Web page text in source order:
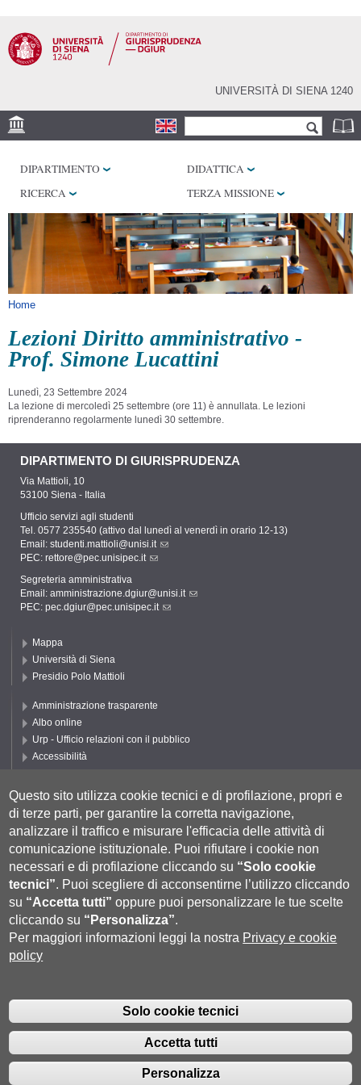
contenuto
principale
UNIVERSITÀ DI SIENA 1240
Form di ricerca
BIBLIOTECHE
SERVIZI
DIPARTIMENTO
DIDATTICA
RICERCA
TERZA MISSIONE
Tu sei qui
Home
Lezioni Diritto amministrativo -
Prof. Simone Lucattini
Lunedì, 23 Settembre 2024
La lezione di mercoledì 25 settembre (ore 11) è annullata. Le lezioni
riprenderanno regolarmente lunedì 30 settembre.
DIPARTIMENTO DI GIURISPRUDENZA
Via Mattioli, 10
53100 Siena - Italia
Ufficio servizi agli studenti
Tel. 0577 235540 (attivo dal lunedì al venerdì in orario 12-13)
Email: studenti.mattioli@unisi.it
PEC: rettore@pec.unisipec.it
Segreteria amministrativa
Email: amministrazione.dgiur@unisi.it
PEC: pec.dgiur@pec.unisipec.it
Mappa
Università di Siena
Presidio Polo Mattioli
Amministrazione trasparente
Albo online
Urp - Ufficio relazioni con il pubblico
Accessibilità
Cookie settings
Segui UNISI
P.IVA 00273530527 | C.F. 80002070524 |Coordinate bancarie|Caselle
Pec: Posta Elettronica Certificata|Fatturazione Elettronica
- URP - Ufficio Relazioni con il Pubblico Tel.
0577 235555 (dal lunedì al venerdì dalle 9.30 alle 10.30)
Questo sito utilizza cookie tecnici e di profilazione, propri e
di terze parti, per garantire la corretta navigazione,
analizzare il traffico e misurare l'efficacia delle attività di
comunicazione istituzionale. Puoi rifiutare i cookie non
necessari e di profilazione cliccando su “Solo cookie
tecnici”. Puoi scegliere di acconsentirne l’utilizzo cliccando
su “Accetta tutti” oppure puoi personalizzare le tue scelte
cliccando su “Personalizza”.
Per maggiori informazioni leggi la nostra Privacy e cookie
policy
Solo cookie tecnici
Accetta tutti
Personalizza